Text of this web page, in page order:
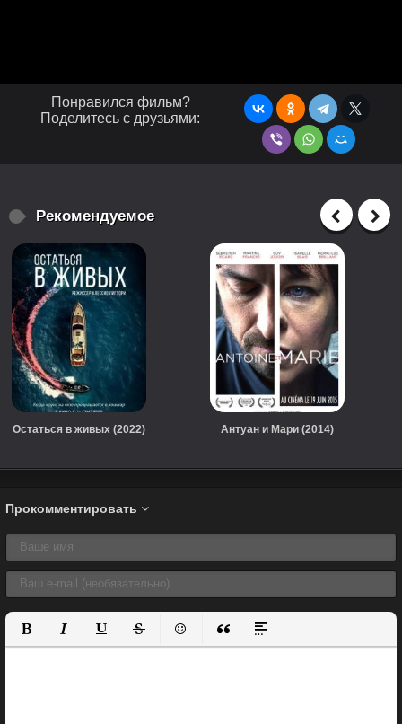
Понравился фильм?
Поделитесь с друзьями:
Рекомендуемое
Остаться в живых (2022) Антуан и Мари (2014)
Прокомментировать
Полужирный
КурсивПодчеркнутый
ЗачеркнутыйВставить смайлик
Вставка цитаты
Вставка спойлера